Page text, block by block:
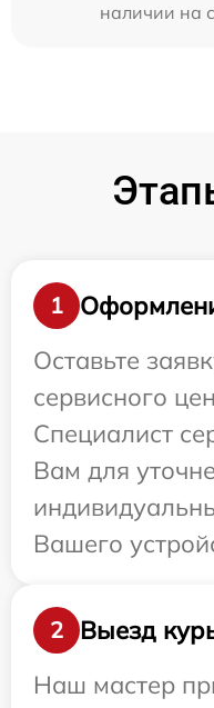
наличии на
1
Оставьте
сервисного
Специалист
Вам для
Вашего
2
Выезд
Наш мастер